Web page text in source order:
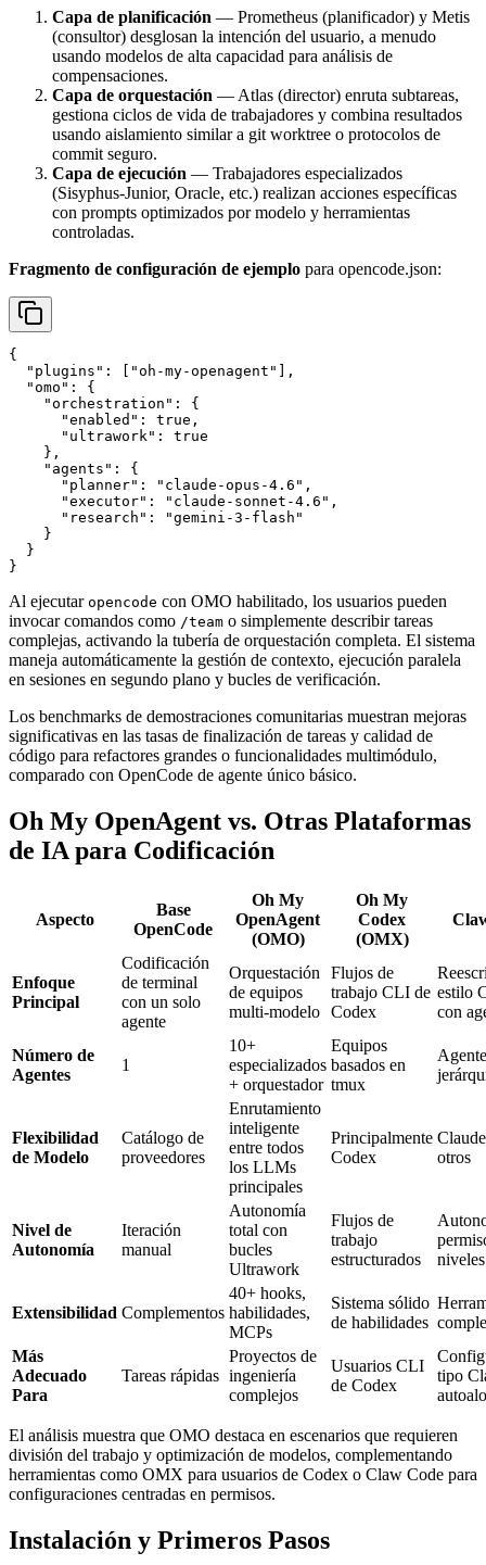
Capa de planificación — Prometheus (planificador) y Metis
(consultor) desglosan la intención del usuario, a menudo
usando modelos de alta capacidad para análisis de
compensaciones.
Capa de orquestación — Atlas (director) enruta subtareas,
gestiona ciclos de vida de trabajadores y combina resultados
usando aislamiento similar a git worktree o protocolos de
commit seguro.
Capa de ejecución — Trabajadores especializados
(Sisyphus-Junior, Oracle, etc.) realizan acciones específicas
con prompts optimizados por modelo y herramientas
controladas.
Fragmento de configuración de ejemplo para opencode.json:
{
  "plugins": ["oh-my-openagent"],
  "omo": {
    "orchestration": {
      "enabled": true,
      "ultrawork": true
    },
    "agents": {
      "planner": "claude-opus-4.6",
      "executor": "claude-sonnet-4.6",
      "research": "gemini-3-flash"
    }
  }
Al ejecutar opencode con OMO habilitado, los usuarios pueden
invocar comandos como /team o simplemente describir tareas
complejas, activando la tubería de orquestación completa. El sistema
maneja automáticamente la gestión de contexto, ejecución paralela
en sesiones en segundo plano y bucles de verificación.
Los benchmarks de demostraciones comunitarias muestran mejoras
significativas en las tasas de finalización de tareas y calidad de
código para refactores grandes o funcionalidades multimódulo,
comparado con OpenCode de agente único básico.
Oh My OpenAgent vs. Otras Plataformas
de IA para Codificación
Aspecto
Base
OpenCode
Oh My
OpenAgent
(OMO)
Oh My
Codex
(OMX)
Enfoque
Principal
Codificación
de terminal
con un solo
agente
Orquestación
de equipos
multi-modelo
Flujos de
trabajo CLI de
Codex
estilo
con
Número de
Agentes
1
10+
especializados
+ orquestador
Equipos
basados en
tmux
Flexibilidad
de Modelo
Catálogo de
proveedores
Enrutamiento
inteligente
entre todos
los LLMs
principales
Principalmente
Codex
otros
Nivel de
Autonomía
Iteración
manual
Autonomía
total con
bucles
Ultrawork
Flujos de
trabajo
estructurados
niveles
Extensibilidad Complementos
40+ hooks,
habilidades,
MCPs
Sistema sólido
de habilidades
Más
Adecuado
Para
Tareas rápidas
Proyectos de
ingeniería
complejos
Usuarios CLI
de Codex
tipo
El análisis muestra que OMO destaca en escenarios que requieren
división del trabajo y optimización de modelos, complementando
herramientas como OMX para usuarios de Codex o Claw Code para
configuraciones centradas en permisos.
Instalación y Primeros Pasos